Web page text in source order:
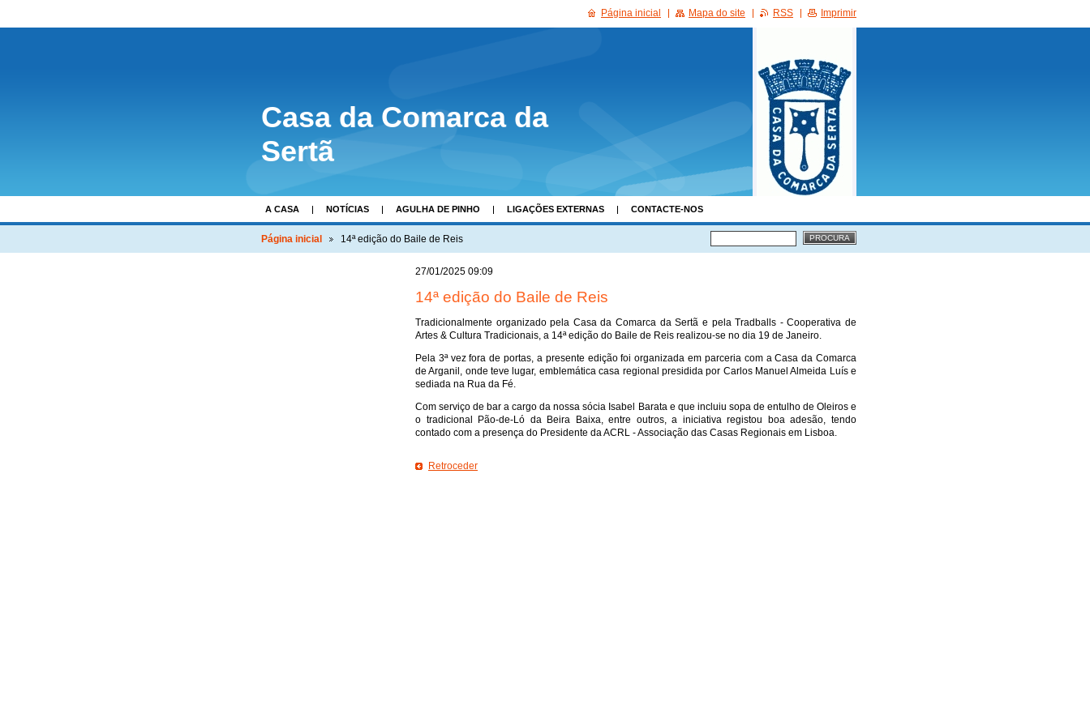
Casa da Comarca da
Sertã
A CASA NOTÍCIAS AGULHA DE PINHO LIGAÇÕES EXTERNAS CONTACTE-NOS
Página inicial 14ª edição do Baile de Reis
27/01/2025 09:09
14ª edição do Baile de Reis
Tradicionalmente organizado pela Casa da Comarca da Sertã e pela Tradballs - Cooperativa de
Artes & Cultura Tradicionais, a 14ª edição do Baile de Reis realizou-se no dia 19 de Janeiro.
Pela 3ª vez fora de portas, a presente edição foi organizada em parceria com a Casa da Comarca
de Arganil, onde teve lugar, emblemática casa regional presidida por Carlos Manuel Almeida Luís e
sediada na Rua da Fé.
Com serviço de bar a cargo da nossa sócia Isabel Barata e que incluiu sopa de entulho de Oleiros e
o tradicional Pão-de-Ló da Beira Baixa, entre outros, a iniciativa registou boa adesão, tendo
contado com a presença do Presidente da ACRL - Associação das Casas Regionais em Lisboa.
Retroceder
Página inicial Mapa do site RSS Imprimir